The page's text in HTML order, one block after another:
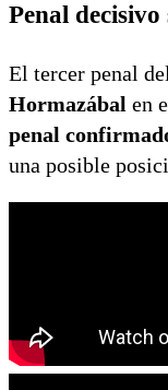
Penal
El tercer penal
Hormazábal en
penal
una posible